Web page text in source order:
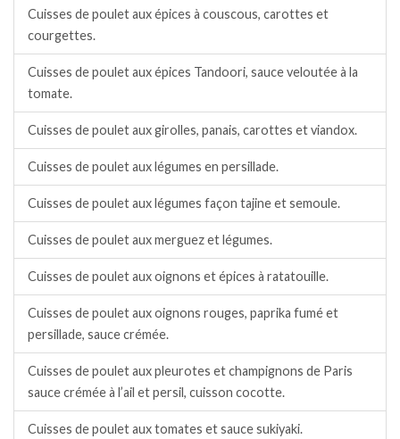
Cuisses de poulet aux épices à couscous, carottes et
courgettes.
Cuisses de poulet aux épices Tandoori, sauce veloutée à la
tomate.
Cuisses de poulet aux girolles, panais, carottes et viandox.
Cuisses de poulet aux légumes en persillade.
Cuisses de poulet aux légumes façon tajine et semoule.
Cuisses de poulet aux merguez et légumes.
Cuisses de poulet aux oignons et épices à ratatouille.
Cuisses de poulet aux oignons rouges, paprika fumé et
persillade, sauce crémée.
Cuisses de poulet aux pleurotes et champignons de Paris
sauce crémée à l’ail et persil, cuisson cocotte.
Cuisses de poulet aux tomates et sauce sukiyaki.